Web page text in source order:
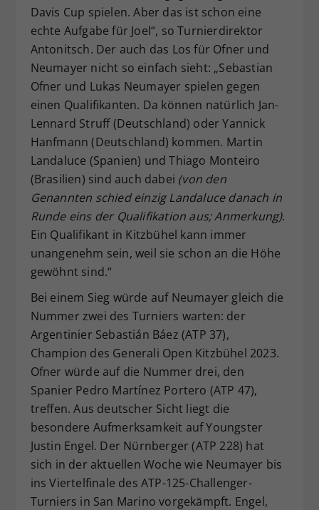
Davis Cup spielen. Aber das ist schon eine
echte Aufgabe für Joel“, so Turnierdirektor
Antonitsch. Der auch das Los für Ofner und
Neumayer nicht so einfach sieht: „Sebastian
Ofner und Lukas Neumayer spielen gegen
einen Qualifikanten. Da können natürlich Jan-
Lennard Struff (Deutschland) oder Yannick
Hanfmann (Deutschland) kommen. Martin
Landaluce (Spanien) und Thiago Monteiro
(Brasilien) sind auch dabei (von den
Genannten schied einzig Landaluce danach in
Runde eins der Qualifikation aus; Anmerkung).
Ein Qualifikant in Kitzbühel kann immer
unangenehm sein, weil sie schon an die Höhe
gewöhnt sind.“
Bei einem Sieg würde auf Neumayer gleich die
Nummer zwei des Turniers warten: der
Argentinier Sebastián Báez (ATP 37),
Champion des Generali Open Kitzbühel 2023.
Ofner würde auf die Nummer drei, den
Spanier Pedro Martínez Portero (ATP 47),
treffen. Aus deutscher Sicht liegt die
besondere Aufmerksamkeit auf Youngster
Justin Engel. Der Nürnberger (ATP 228) hat
sich in der aktuellen Woche wie Neumayer bis
ins Viertelfinale des ATP-125-Challenger-
Turniers in San Marino vorgekämpft. Engel,